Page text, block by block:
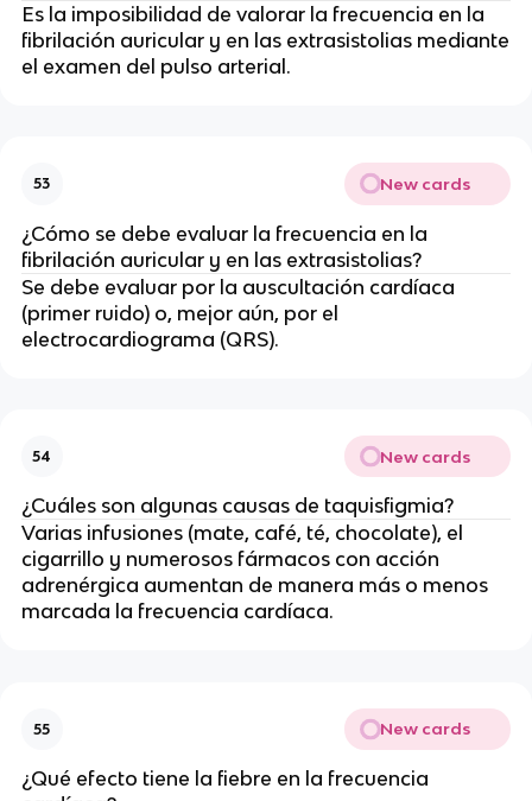
Es la imposibilidad de valorar la frecuencia en la
fibrilación auricular y en las extrasistolias mediante
el examen del pulso arterial.
53 New cards
¿Cómo se debe evaluar la frecuencia en la
fibrilación auricular y en las extrasistolias?
Se debe evaluar por la auscultación cardíaca
(primer ruido) o, mejor aún, por el
electrocardiograma (QRS).
54 New cards
¿Cuáles son algunas causas de taquisfigmia?
Varias infusiones (mate, café, té, chocolate), el
cigarrillo y numerosos fármacos con acción
adrenérgica aumentan de manera más o menos
marcada la frecuencia cardíaca.
55 New cards
¿Qué efecto tiene la fiebre en la frecuencia